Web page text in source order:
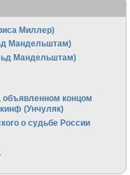
Миллер)
Мандельштам)
Мандельштам)
объявленном концом
(Унчуляк)
о судьбе России